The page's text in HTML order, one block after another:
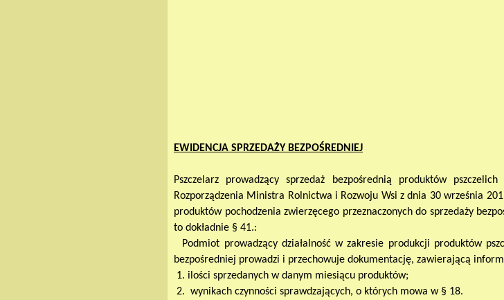
EWIDENCJA SPRZEDAŻY BEZPOŚREDNIEJ
Pszczelarz prowadzący sprzedaż bezpośrednią produktów
Rozporządzenia Ministra Rolnictwa i Rozwoju Wsi z dnia 30 września
produktów pochodzenia zwierzęcego przeznaczonych do sprzedaży
to dokładnie § 41.:
Podmiot prowadzący działalność w zakresie produkcji produktów
bezpośredniej prowadzi i przechowuje dokumentację, zawierającą
1. ilości sprzedanych w danym miesiącu produktów;
2. wynikach czynności sprawdzających, o których mowa w § 18.